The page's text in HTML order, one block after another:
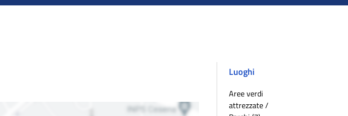
Luoghi
Aree verdi
attrezzate /